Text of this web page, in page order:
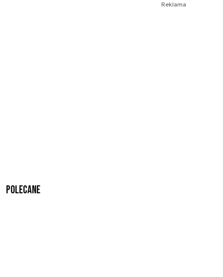
Reklama
Polecane